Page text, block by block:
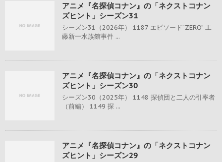
アニメ『名探偵コナン』の「ネクストコナン
ズヒント」シーズン31
シーズン31（2026年） 1187 エピソード“ZERO” 工
藤新一水族館事件 ...
アニメ『名探偵コナン』の「ネクストコナン
ズヒント」シーズン30
シーズン30（2025年） 1148 探偵団と二人の引率者
（前編） 1149 探 ...
アニメ『名探偵コナン』の「ネクストコナン
ズヒント」シーズン29